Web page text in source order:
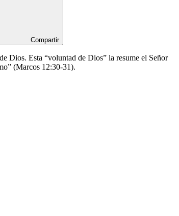
Compartir
Dios. Esta “voluntad de Dios” la resume el Señor
(Marcos 12:30-31).